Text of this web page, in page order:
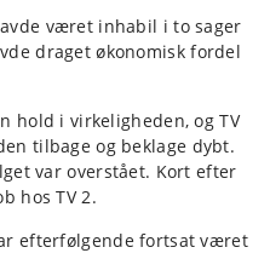
været inhabil i to sager
draget økonomisk fordel
hold i virkeligheden, og TV
tilbage og beklage dybt.
var overstået. Kort efter
hos TV 2.
efterfølgende fortsat været